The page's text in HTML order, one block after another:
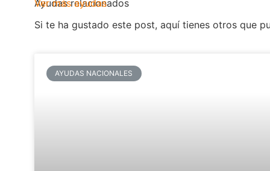
Ayudas relacionados
Ver más ayudas
Si te ha gustado este post, aquí tienes otros que
AYUDAS NACIONALES